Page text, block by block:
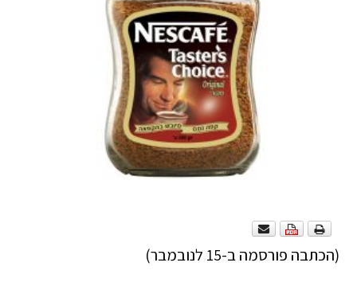
(הכתבה פורסמה ב-15 לנובמבר)